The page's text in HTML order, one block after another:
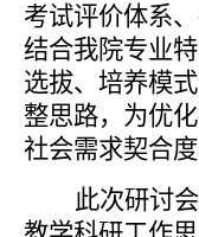
考试评价体系
结合我院专业
选拔、培养模
整思路，为优
社会需求契合度
此次研讨